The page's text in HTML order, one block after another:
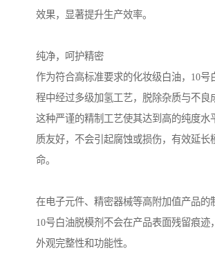
效果，显著提升生产效率。
纯净，呵护精密
作为符合高标准要求的化妆级白油，10号
程中经过多级加氢工艺，脱除杂质与不良
这种严谨的精制工艺使其达到高的纯度水
质友好，不会引起腐蚀或损伤，有效延长
命。
在电子元件、精密器械等高附加值产品的
10号白油脱模剂不会在产品表面残留痕迹
外观完整性和功能性。